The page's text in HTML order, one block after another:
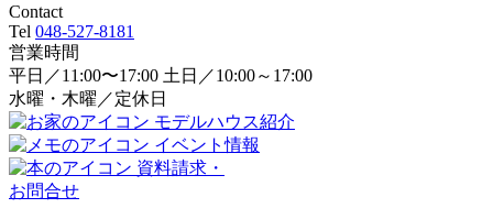
Contact
Tel 048-527-8181
営業時間
平日／11:00〜17:00 土日／10:00～17:00
水曜・木曜／定休日
モデルハウス紹介
イベント情報
資料請求・
お問合せ